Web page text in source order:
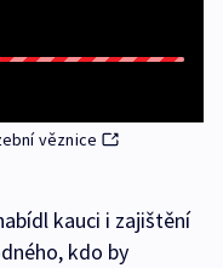
věznice
kauci i zajištění
kdo by